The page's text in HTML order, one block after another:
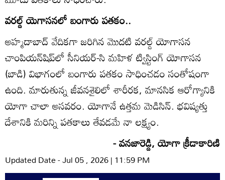
వరల్డ్‌ యెగాసనలో బంగారు పతకం..
అహ్మదాబాద్‌ వేదికగా జరిగిన మొదటి వరల్డ్‌ యోగాసన
చాంపియన్‌షిప్‌లో సీనియర్‌-సి మహిళ ట్విస్టింగ్‌ యోగాసన
(బాడి) విభాగంలో బంగారు పతకం సాధించడం సంతోషంగా
ఉంది. మారుతున్న జీవనశైలిలో శారీరక, మానసిక ఆరోగ్యానికి
యోగా చాలా అసవరం. యోగానే ఉత్తమ మెడిసిన్‌. భవిష్యత్తు
దేశానికి మరిన్ని పతకాలు తేవడమే నా లక్ష్యం.
- వనజారెడ్డి, యోగా క్రీడాకారిణి
Updated Date - Jul 05 , 2026 | 11:59 PM